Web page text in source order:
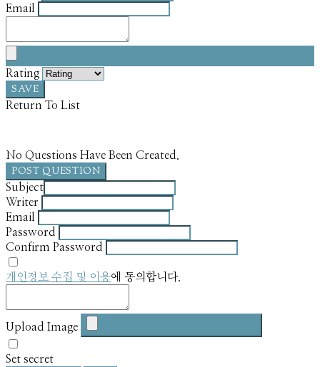
Email
Rating
SAVE
Return To List
No Questions Have Been Created.
POST QUESTION
Subject
Writer
Email
Password
Confirm Password
개인정보 수집 및 이용에 동의합니다.
Upload Image
Set secret